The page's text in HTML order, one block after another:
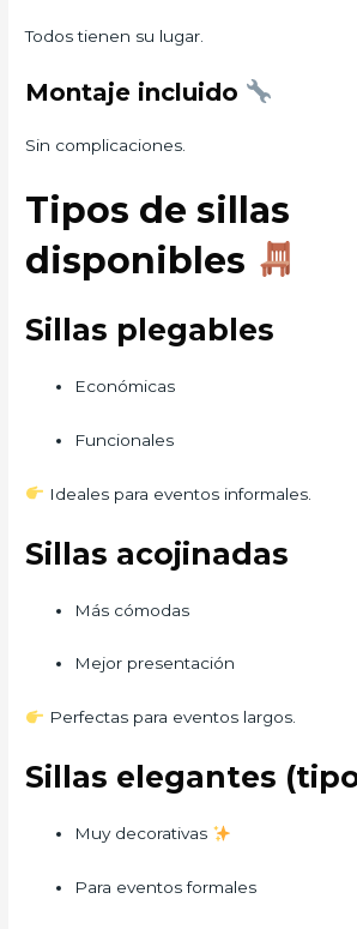
Todos tienen su lugar.
Montaje incluido
Sin complicaciones.
Tipos de sillas
disponibles
Sillas plegables
Económicas
Funcionales
Ideales para eventos informales.
Sillas acojinadas
Más cómodas
Mejor presentación
Perfectas para eventos largos.
Sillas elegantes
Muy decorativas
Para eventos formales